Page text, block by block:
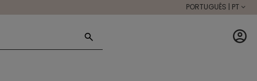
PORTUGUÊS | PT